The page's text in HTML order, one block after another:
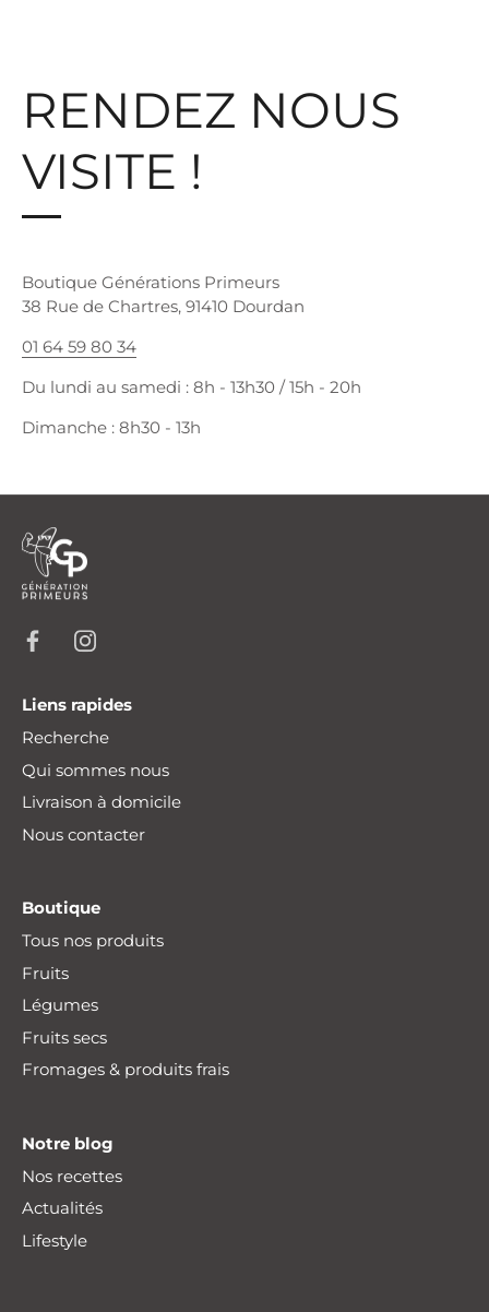
RENDEZ NOUS
VISITE !
Boutique Générations Primeurs
38 Rue de Chartres, 91410 Dourdan
01 64 59 80 34
Du lundi au samedi : 8h - 13h30 / 15h - 20h
Dimanche : 8h30 - 13h
Liens rapides
Recherche
Qui sommes nous
Livraison à domicile
Nous contacter
Boutique
Tous nos produits
Fruits
Légumes
Fruits secs
Fromages & produits frais
Notre blog
Nos recettes
Actualités
Lifestyle